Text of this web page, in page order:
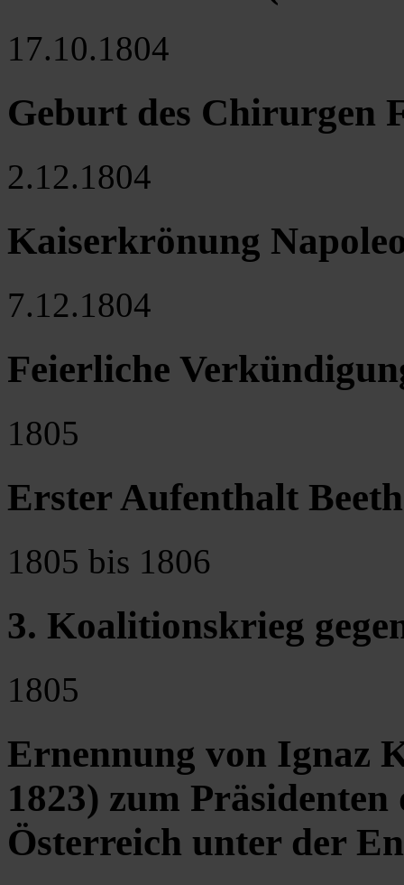
17.10.1804
Geburt des Chirurgen
2.12.1804
Kaiserkrönung
7.12.1804
Feierliche
1805
Erster Aufenthalt
1805 bis 1806
3. Koalitionskrieg
1805
Ernennung von Ignaz
1823) zum
Österreich unter der